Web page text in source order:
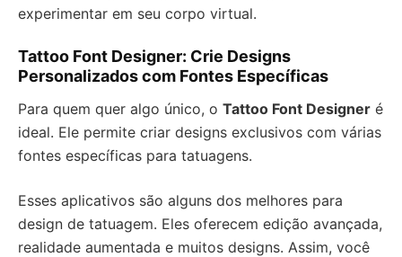
experimentar em seu corpo virtual.
Tattoo Font Designer: Crie Designs
Personalizados com Fontes Específicas
Para quem quer algo único, o Tattoo Font Designer é
ideal. Ele permite criar designs exclusivos com várias
fontes específicas para tatuagens.
Esses aplicativos são alguns dos melhores para
design de tatuagem. Eles oferecem edição avançada,
realidade aumentada e muitos designs. Assim, você